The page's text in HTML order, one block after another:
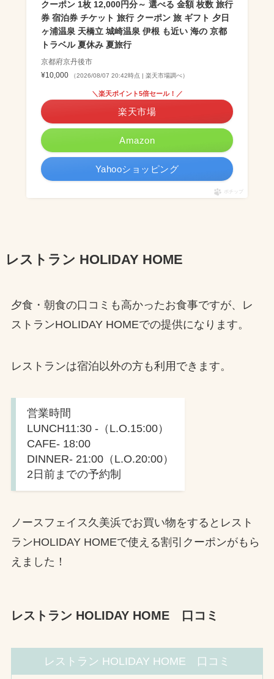
クーポン 1枚 12,000円分～ 選べる 金額 枚数 旅行
券 宿泊券 チケット 旅行 クーポン 旅 ギフト 夕日
ヶ浦温泉 天橋立 城崎温泉 伊根 も近い 海の 京都
トラベル 夏休み 夏旅行
京都府京丹後市
¥10,000
（2026/08/07 20:42時点 | 楽天市場調べ）
Amazon
＼楽天ポイント5倍セール！／
楽天市場
Yahooショッピング
ポチップ
レストラン HOLIDAY HOME
夕食・朝食の口コミも高かったお食事ですが、レ
ストランHOLIDAY HOMEでの提供になります。
レストランは宿泊以外の方も利用できます。
営業時間
LUNCH11:30 -（L.O.15:00）
CAFE- 18:00
DINNER- 21:00（L.O.20:00）
2日前までの予約制
ノースフェイス久美浜でお買い物をするとレスト
ランHOLIDAY HOMEで使える割引クーポンがもら
えました！
レストラン HOLIDAY HOME 口コミ
レストラン HOLIDAY HOME 口コミ